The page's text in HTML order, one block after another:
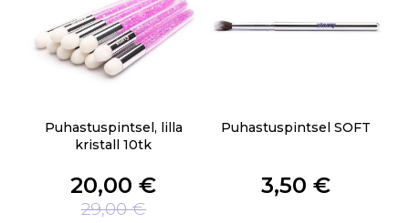
Puhastuspintsel, lilla
kristall 10tk
20,00 €
29,00 €
Puhastuspintsel SOFT
3,50 €